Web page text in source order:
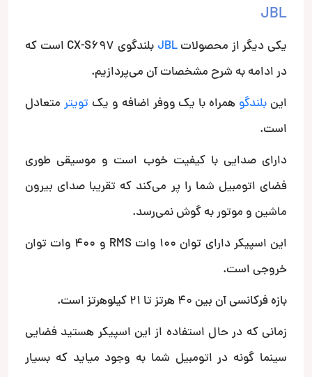
JBL
یکی دیگر از محصولاتJBL
بلندگوی CX-S697 است که
در ادامه به شرح مشخصات آن می‌پردازیم.
اینبلندگو همراه با یک ووفر اضافه و یکتویتر متعادل
است.
دارای صدایی با کیفیت خوب است و موسیقی طوری
فضای اتومبیل شما را پر می‌کند که تقریبا صدای بیرون
ماشین و موتور به گوش نمی‌رسد.
این اسپیکر دارای توان 100 وات RMS و 400 وات توان
خروجی است.
بازه فرکانسی آن بین 40 هرتز تا 21 کیلوهرتز است.
زمانی که در حال استفاده‌ از این اسپیکر هستید فضایی
سینما گونه در اتومبیل شما به وجود میاید که بسیار